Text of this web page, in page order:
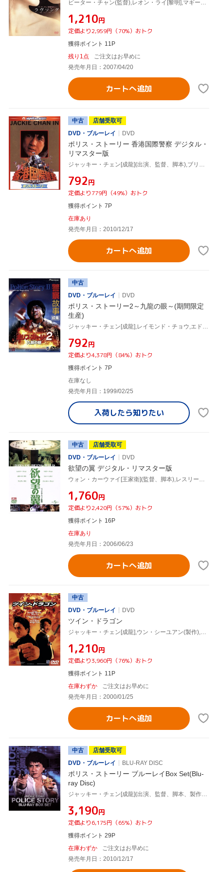
¥1,210円
定価より2,959円（70%）おトク
獲得ポイント 11P
残り1点
ご注文はお早めに
発売年月日：2007/04/20
カートへ追加
中古
店舗受取可
DVD・ブルーレイ
DVD
ポリス・ストーリー 香港国際警察 デジタル・
リマスター版
¥792円
定価より779円（49%）おトク
獲得ポイント 7P
在庫あり
発売年月日：2010/12/17
カートへ追加
中古
DVD・ブルーレイ
DVD
ポリス・ストーリー2～九龍の眼～(期間限定
生産)
¥792円
定価より4,378円（84%）おトク
獲得ポイント 7P
在庫なし
発売年月日：1999/02/25
入荷したら知りたい
中古
店舗受取可
DVD・ブルーレイ
DVD
欲望の翼 デジタル・リマスター版
¥1,760円
定価より2,420円（57%）おトク
獲得ポイント 16P
在庫あり
発売年月日：2006/06/23
カートへ追加
中古
DVD・ブルーレイ
DVD
ツイン・ドラゴン
¥1,210円
定価より3,960円（76%）おトク
獲得ポイント 11P
在庫わずか
ご注文はお早めに
発売年月日：2000/01/25
カートへ追加
中古
店舗受取可
DVD・ブルーレイ
BLU-RAY DISC
ポリス・ストーリー ブルーレイBox Set(Blu-
ray Disc)
ジャッキー・チェン[成龍](出演、監督、脚本、製作総指揮),トン・ピョウ,マギー・チャン[張曼玉],スタンリー・トン(監督),マイケル・ライ[黎小田](音楽),リー・チャンシィン(音楽),リチャード・ロー(音楽),Chan Oi Ling(音楽)
¥3,190円
定価より6,175円（65%）おトク
獲得ポイント 29P
在庫わずか
ご注文はお早めに
発売年月日：2010/12/17